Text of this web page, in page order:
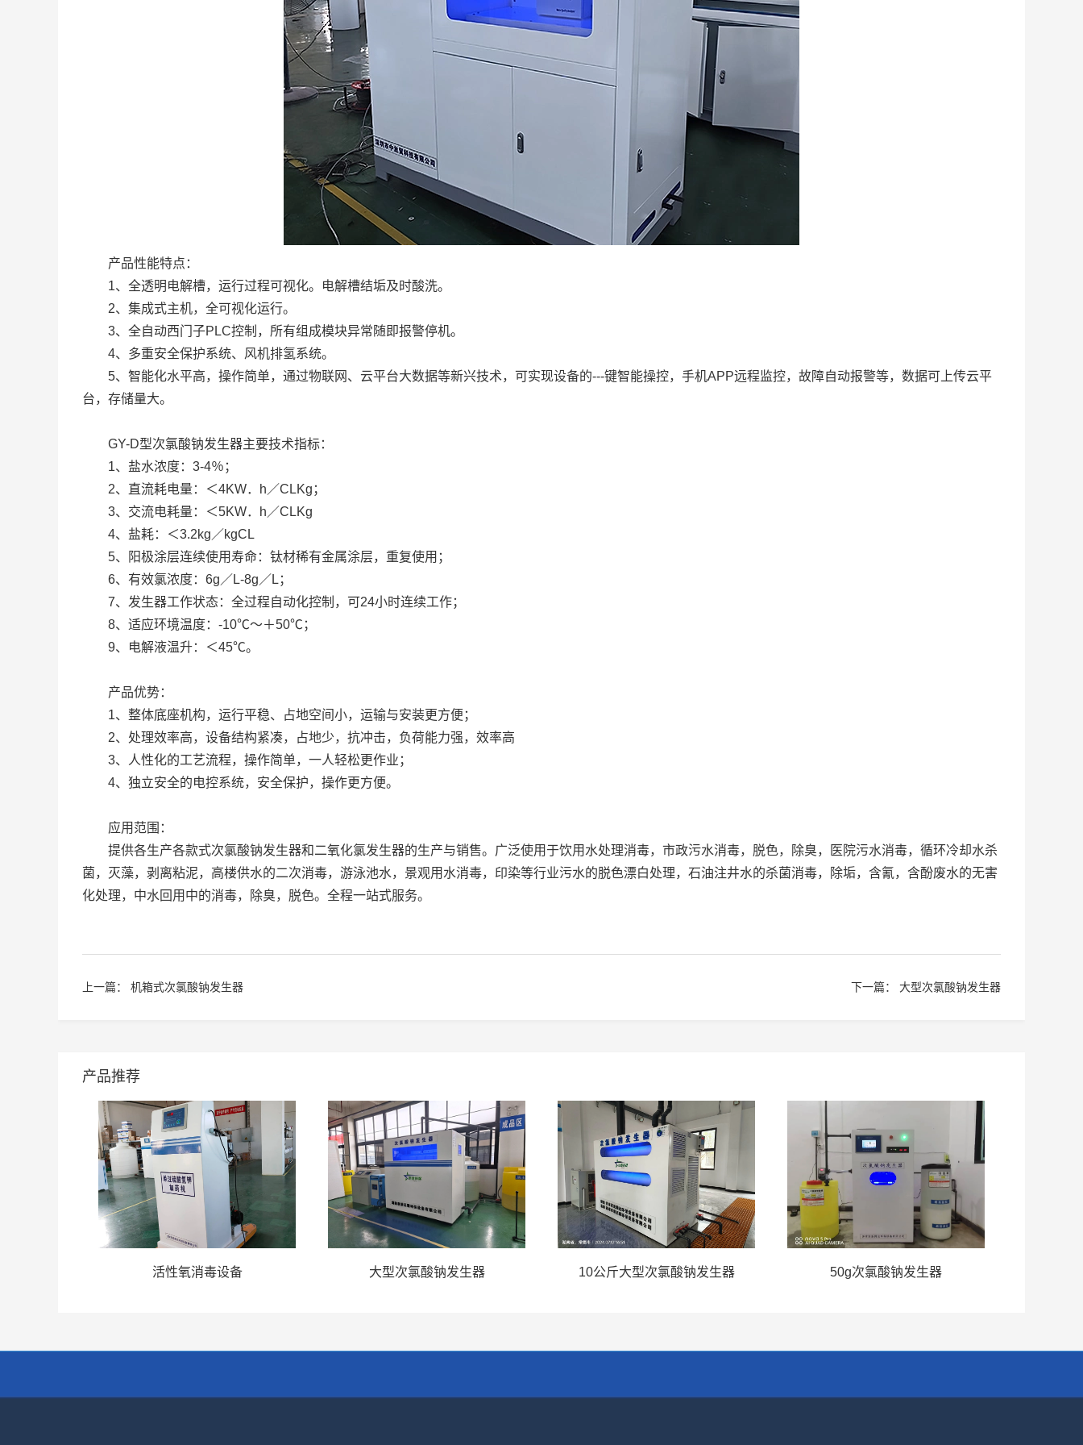
产品性能特点：
1、全透明电解槽，运行过程可视化。电解槽结垢及时酸洗。
2、集成式主机，全可视化运行。
3、全自动西门子PLC控制，所有组成模块异常随即报警停机。
4、多重安全保护系统、风机排氢系统。
5、智能化水平高，操作简单，通过物联网、云平台大数据等新兴技术，可实现设备的---键智能操控，手机APP远程监控，故障自动报警等，数据可上传云平
台，存储量大。
GY-D型次氯酸钠发生器主要技术指标：
1、盐水浓度：3-4％；
2、直流耗电量：＜4KW．h／CLKg；
3、交流电耗量：＜5KW．h／CLKg
4、盐耗：＜3.2kg／kgCL
5、阳极涂层连续使用寿命：钛材稀有金属涂层，重复使用；
6、有效氯浓度：6g／L-8g／L；
7、发生器工作状态：全过程自动化控制，可24小时连续工作；
8、适应环境温度：-10℃～＋50℃；
9、电解液温升：＜45℃。
产品优势：
1、整体底座机构，运行平稳、占地空间小，运输与安装更方便；
2、处理效率高，设备结构紧凑，占地少，抗冲击，负荷能力强，效率高
3、人性化的工艺流程，操作简单，一人轻松更作业；
4、独立安全的电控系统，安全保护，操作更方便。
应用范围：
提供各生产各款式次氯酸钠发生器和二氧化氯发生器的生产与销售。广泛使用于饮用水处理消毒，市政污水消毒，脱色，除臭，医院污水消毒，循环冷却水杀
菌，灭藻，剥离粘泥，高楼供水的二次消毒，游泳池水，景观用水消毒，印染等行业污水的脱色漂白处理，石油注井水的杀菌消毒，除垢，含氰，含酚废水的无害
化处理，中水回用中的消毒，除臭，脱色。全程一站式服务。
上一篇： 机箱式次氯酸钠发生器 下一篇： 大型次氯酸钠发生器
产品推荐
活性氧消毒设备 大型次氯酸钠发生器 10公斤大型次氯酸钠发生器 50g次氯酸钠发生器